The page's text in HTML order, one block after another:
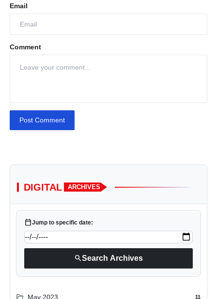
Email
Comment
Post Comment
DIGITAL ARCHIVES
calendar_todayJump to specific date:
searchSearch Archives
May 2023 11